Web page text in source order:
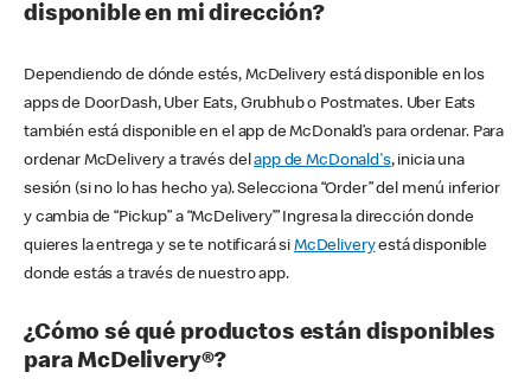
disponible en mi dirección?
Dependiendo de dónde estés, McDelivery está disponible en los
apps de DoorDash, Uber Eats, Grubhub o Postmates. Uber Eats
también está disponible en el app de McDonald’s para ordenar. Para
ordenar McDelivery a través delapp de McDonald's, inicia una
sesión (si no lo has hecho ya). Selecciona “Order” del menú inferior
y cambia de “Pickup” a “McDelivery’” Ingresa la dirección donde
quieres la entrega y se te notificará si McDeliveryestá disponible
donde estás a través de nuestro app.
¿Cómo sé qué productos están disponibles
para McDelivery®?